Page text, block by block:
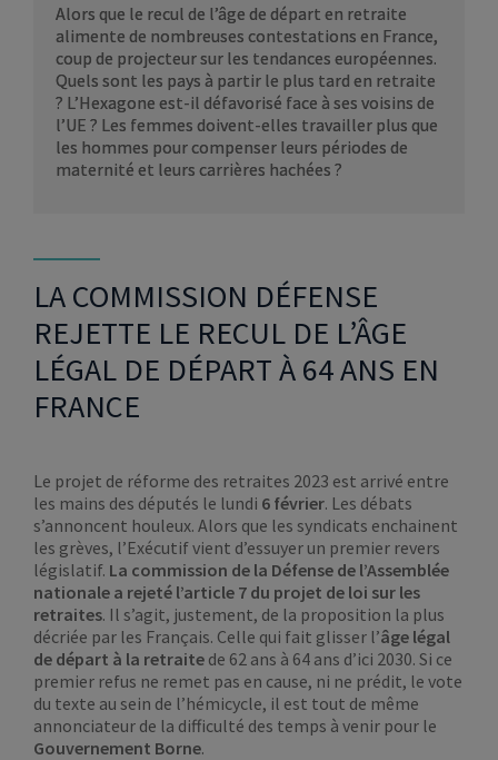
Alors que le recul de l’âge de départ en retraite
alimente de nombreuses contestations en France,
coup de projecteur sur les tendances européennes.
Quels sont les pays à partir le plus tard en retraite
? L’Hexagone est-il défavorisé face à ses voisins de
l’UE ? Les femmes doivent-elles travailler plus que
les hommes pour compenser leurs périodes de
maternité et leurs carrières hachées ?
LA COMMISSION DÉFENSE
REJETTE LE RECUL DE L’ÂGE
LÉGAL DE DÉPART À 64 ANS EN
FRANCE
Le projet de réforme des retraites 2023 est arrivé entre
les mains des députés le lundi 6 février. Les débats
s’annoncent houleux. Alors que les syndicats enchainent
les grèves, l’Exécutif vient d’essuyer un premier revers
législatif. La commission de la Défense de l’Assemblée
nationale a rejeté l’article 7 du projet de loi sur les
retraites. Il s’agit, justement, de la proposition la plus
décriée par les Français. Celle qui fait glisser l’âge légal
de départ à la retraite de 62 ans à 64 ans d’ici 2030. Si ce
premier refus ne remet pas en cause, ni ne prédit, le vote
du texte au sein de l’hémicycle, il est tout de même
annonciateur de la difficulté des temps à venir pour le
Gouvernement Borne.